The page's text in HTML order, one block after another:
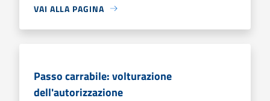
VAI ALLA PAGINA
Passo carrabile: volturazione
dell'autorizzazione